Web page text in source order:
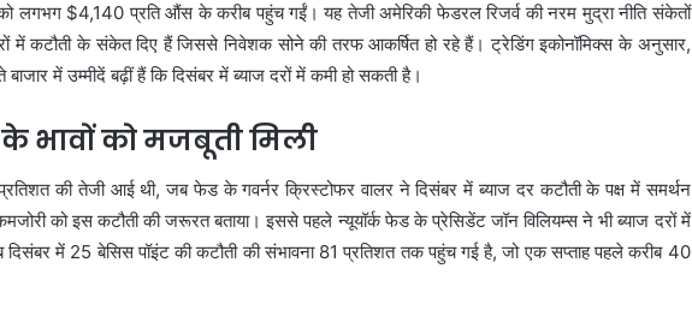
लगभग $4,140 प्रति औंस के करीब पहुंच गईं। यह तेजी अमेरिकी फेडरल रिजर्व की नरम मुद्रा नीति संकेतों
में कटौती के संकेत दिए हैं जिससे निवेशक सोने की तरफ आकर्षित हो रहे हैं। ट्रेडिंग इकोनॉमिक्स के अनुसार,
में उम्मीदें बढ़ीं हैं कि दिसंबर में ब्याज दरों में कमी हो सकती है।
भावों को मजबूती मिली
की तेजी आई थी, जब फेड के गवर्नर क्रिस्टोफर वालर ने दिसंबर में ब्याज दर कटौती के पक्ष में समर्थन
को इस कटौती की जरूरत बताया। इससे पहले न्यूयॉर्क फेड के प्रेसिडेंट जॉन विलियम्स ने भी ब्याज दरों में
दिसंबर में 25 बेसिस पॉइंट की कटौती की संभावना 81 प्रतिशत तक पहुंच गई है, जो एक सप्ताह पहले करीब 40